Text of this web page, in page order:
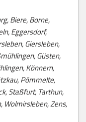
Biere, Borne,
Eggersdorf,
Giersleben,
Güsten,
Könnern,
Pömmelte,
Staßfurt, Tarthun,
Wolmirsleben, Zens,